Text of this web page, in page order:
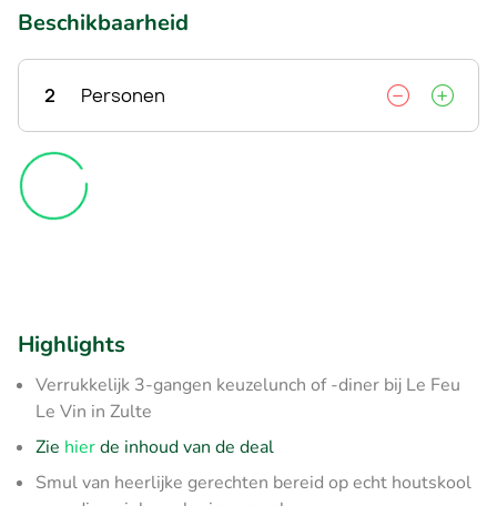
Beschikbaarheid
2 Personen
Highlights
Verrukkelijk 3-gangen keuzelunch of -diner bij Le Feu
Le Vin in Zulte
Zie hierde inhoud van de deal
Smul van heerlijke gerechten bereid op echt houtskool